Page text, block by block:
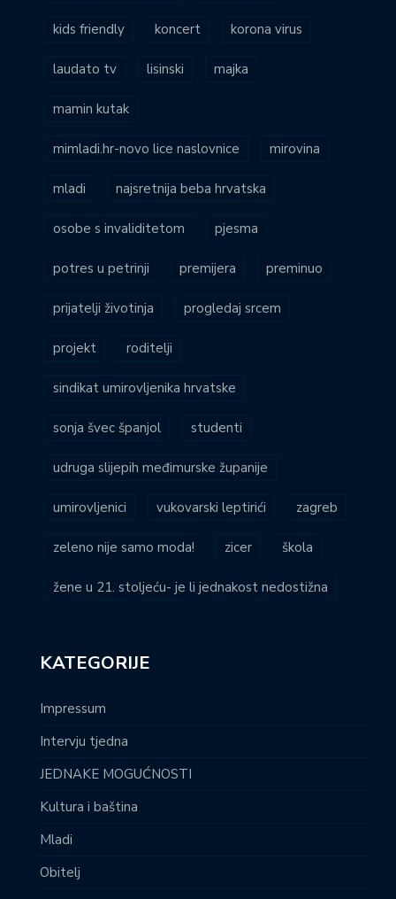
kids friendly koncert korona virus
laudato tv lisinski majka
mamin kutak
mimladi.hr-novo lice naslovnice mirovina
mladi najsretnija beba hrvatska
osobe s invaliditetom pjesma
potres u petrinji premijera preminuo
prijatelji životinja progledaj srcem
projekt roditelji
sindikat umirovljenika hrvatske
sonja švec španjol studenti
udruga slijepih međimurske županije
umirovljenici vukovarski leptirići zagreb
zeleno nije samo moda! zicer škola
žene u 21. stoljeću- je li jednakost nedostižna
KATEGORIJE
Impressum
Intervju tjedna
JEDNAKE MOGUĆNOSTI
Kultura i baština
Mladi
Obitelj